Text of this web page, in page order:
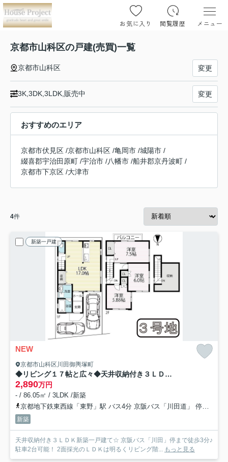
お気に入り 閲覧履歴 メニュー
京都市山科区の戸建(売買)一覧
京都市山科区 変更
3K,3DK,3LDK,販売中 変更
おすすめのエリア
京都市伏見区 /京都市山科区 /亀岡市 /城陽市 /
綴喜郡宇治田原町 /宇治市 /八幡市 /船井郡京丹波町 /
京都市下京区 /大津市
4件
新築一戸建
NEW
京都市山科区川田御輿塚町
◆リビング１７帖と広々◆天井収納付き３ＬＤＫ◆駐車２台可能◆山科区川田御興塚町
2,890万円
- / 86.05㎡ / 3LDK /新築
京都地下鉄東西線「東野」駅 バス4分 京阪バス「川田道」 停歩6分
新築
天井収納付き３ＬＤＫ新築一戸建て☆ 京阪バス「川田」停まで徒歩3分♪
駐車2台可能！ 2面採光のＬＤＫは明るくリビング階...
もっと見る